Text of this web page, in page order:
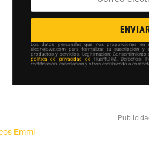
Los datos personales que nos proporciones en
elconejows.com para formalizar tu suscripción y
productos y servicios. Legitimación: Consentimiento
política de privacidad de FluentCRM. Derechos:
rectificación, cancelación y otros escribiendo a